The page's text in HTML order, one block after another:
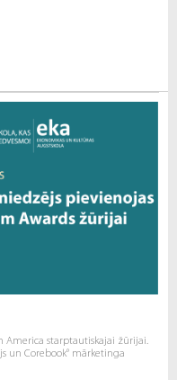
America starptautiskajai žūrijai.
un Corebook° mārketinga